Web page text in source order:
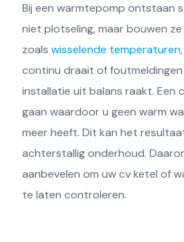
Bij een warmtepomp ontstaan
niet plotseling, maar bouwen ze
zoals wisselende temperaturen
continu draait of
installatie uit balans raakt. Een
gaan waardoor u geen warm
meer heeft. Dit kan het
achterstallig onderhoud.
aanbevelen om uw cv ketel of
te laten controleren.